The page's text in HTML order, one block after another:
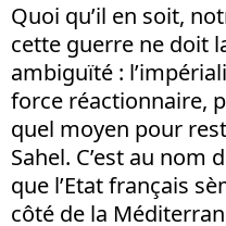
Quoi qu’il en soit,
cette guerre ne doit
ambiguïté :
force réactionnaire,
quel moyen pour
Sahel. C’est au nom
que l’Etat français
côté de la